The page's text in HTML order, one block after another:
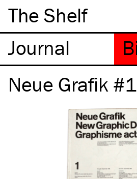
The Shelf
Neue Grafik #1